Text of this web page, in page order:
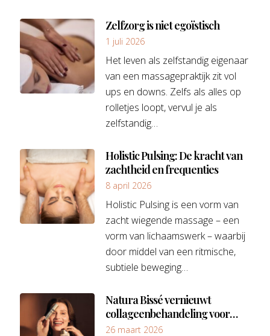
Zelfzorg is niet egoïstisch
1 juli 2026
Het leven als zelfstandig eigenaar
van een massagepraktijk zit vol
ups en downs. Zelfs als alles op
rolletjes loopt, vervul je als
zelfstandig…
Holistic Pulsing: De kracht van
zachtheid en frequenties
8 april 2026
Holistic Pulsing is een vorm van
zacht wiegende massage – een
vorm van lichaamswerk – waarbij
door middel van een ritmische,
subtiele beweging…
Natura Bissé vernieuwt
collageenbehandeling voor
hormonale huid
26 maart 2026